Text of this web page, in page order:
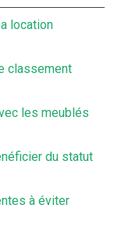
location
classement
les meublés
du statut
à éviter